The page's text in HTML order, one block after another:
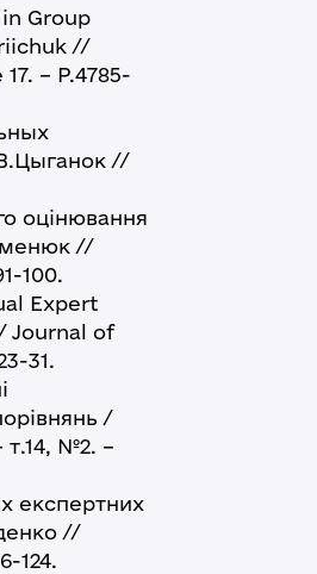
Group
//
– P.4785-
//
оцінювання
//
100.
Expert
Journal of
31.
/
т.14, №2. –
експертних
//
124.